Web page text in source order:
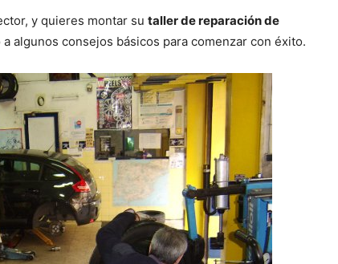
y quieres montar su taller de reparación de
algunos consejos básicos para comenzar con éxito.